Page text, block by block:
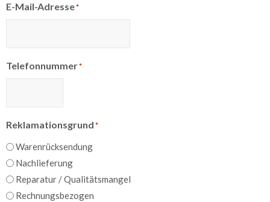
E-Mail-Adresse*
Telefonnummer*
Reklamationsgrund*
Warenrücksendung
Nachlieferung
Reparatur / Qualitätsmangel
Rechnungsbezogen